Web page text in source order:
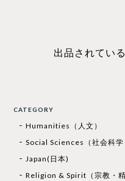
出品されてい
CATEGORY
Humanities（人文）
Social Sciences（社会科学
Japan(日本)
Religion & Spirit（宗教・精